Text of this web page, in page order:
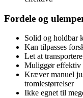
Fordele og
Solid og holdbar
Kan tilpasses
Let at
Muliggør effektiv
Kræver manuel
tromlestørrelser
Ikke egnet til